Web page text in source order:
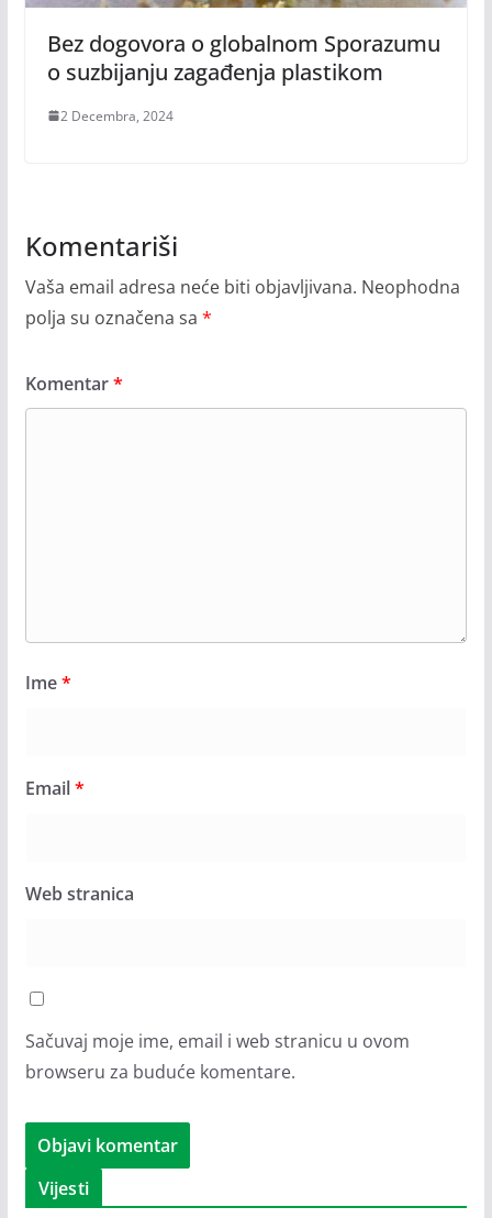
Bez dogovora o globalnom Sporazumu
o suzbijanju zagađenja plastikom
2 Decembra, 2024
Komentariši
Vaša email adresa neće biti objavljivana. Neophodna
polja su označena sa *
Komentar*
Ime*
Email*
Web stranica
Sačuvaj moje ime, email i web stranicu u ovom
browseru za buduće komentare.
Vijesti